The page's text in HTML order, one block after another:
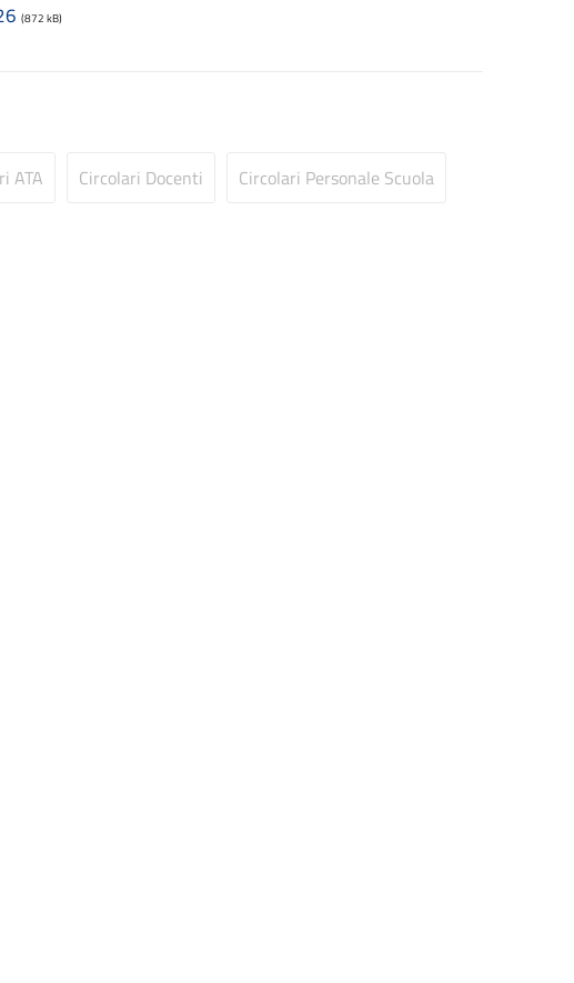
(872 kB)
ATA Circolari Docenti Circolari Personale Scuola